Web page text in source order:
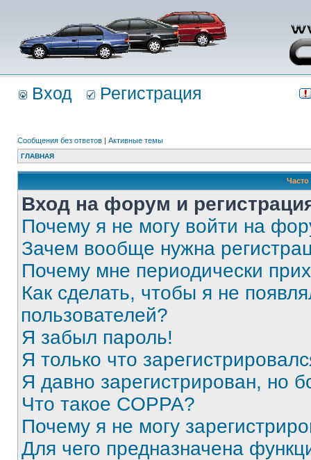
Вход Регистрация
Сообщения без ответов | Активные темы
ГЛАВНАЯ
Вход на форум и
Почему я не могу войти на
Зачем вообще нужна
Почему мне периодически
Как сделать, чтобы я не
пользователей?
Я забыл пароль!
Я только что
Я давно зарегистрирован, но
Что такое COPPA?
Почему я не могу
Для чего предназначена